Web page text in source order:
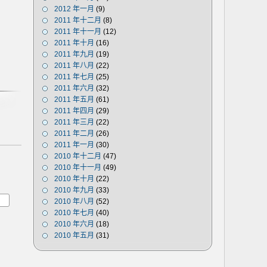
2012 年一月 (9)
2011 年十二月 (8)
2011 年十一月 (12)
2011 年十月 (16)
2011 年九月 (19)
2011 年八月 (22)
2011 年七月 (25)
2011 年六月 (32)
2011 年五月 (61)
2011 年四月 (29)
2011 年三月 (22)
2011 年二月 (26)
2011 年一月 (30)
2010 年十二月 (47)
2010 年十一月 (49)
2010 年十月 (22)
2010 年九月 (33)
2010 年八月 (52)
2010 年七月 (40)
2010 年六月 (18)
2010 年五月 (31)